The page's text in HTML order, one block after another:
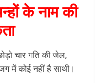
के नाम की
चार गति की जेल,
में कोई नहीं है साथी।